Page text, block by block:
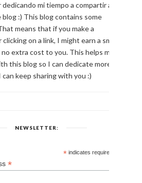
mi tiempo a compartir a
:) This blog contains some
means that if you make a
on a link, I might earn a small
extra cost to you. This helps me
this blog so I can dedicate more
keep sharing with you :)
NEWSLETTER:
*indicates required
*